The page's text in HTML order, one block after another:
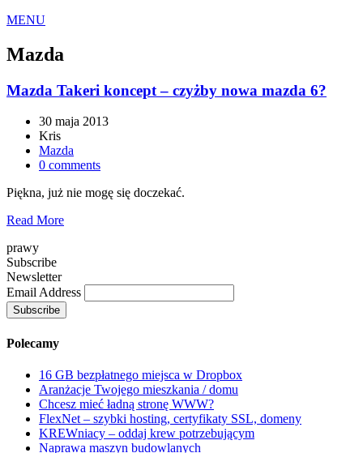
MENU
Mazda
Mazda Takeri koncept – czyżby nowa mazda 6?
30 maja 2013
Kris
Mazda
0 comments
Piękna, już nie mogę się doczekać.
Read More
prawy
Subscribe
Newsletter
Email Address
Polecamy
16 GB bezpłatnego miejsca w Dropbox
Aranżacje Twojego mieszkania / domu
Chcesz mieć ładną stronę WWW?
FlexNet – szybki hosting, certyfikaty SSL, domeny
KREWniacy – oddaj krew potrzebującym
Naprawa maszyn budowlanych